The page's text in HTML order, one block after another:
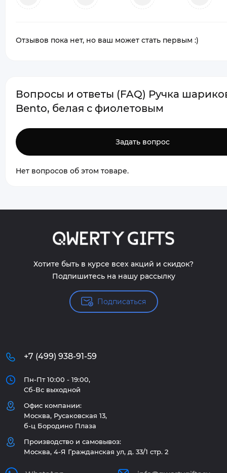
Отзывов пока нет, но ваш может стать первым :)
Вопросы и ответы (FAQ) Ручка
Bento, белая с фиолетовым
Задать вопрос
Нет вопросов об этом товаре.
Хотите быть в курсе всех акций и скидок?
Подпишитесь на нашу рассылку
Подписаться
+7 (499) 938-91-59
Пн-Пт 10:00 - 19:00,
Сб-Вс выходной
Офис компании:
Москва, Русаковская 13,
б-ц Бородино Плаза
Производство и самовывоз:
Москва, 4-Я Гражданская ул, д. 33/1 стр. 2